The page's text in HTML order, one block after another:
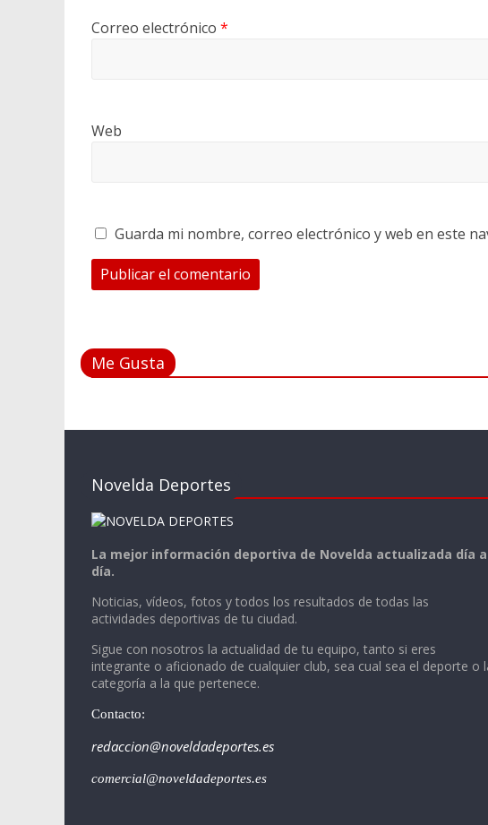
Correo electrónico *
Web
Guarda mi nombre, correo electrónico y web en este
Me Gusta
Novelda Deportes
La mejor información deportiva de Novelda actualizada día a
día.
Noticias, vídeos, fotos y todos los resultados de todas las
actividades deportivas de tu ciudad.
Sigue con nosotros la actualidad de tu equipo, tanto si eres
integrante o aficionado de cualquier club, sea cual sea el deporte o
categoría a la que pertenece.
Contacto:
redaccion@noveldadeportes.es
comercial@noveldadeportes.es